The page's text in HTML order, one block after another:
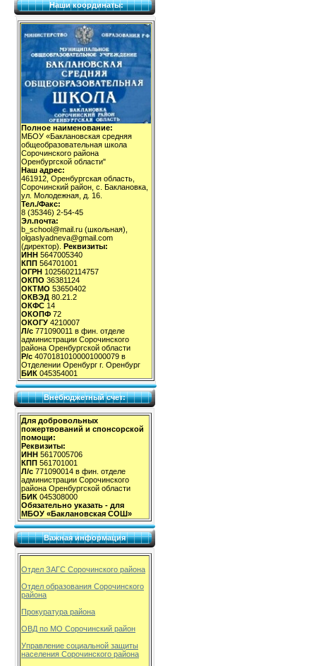
Наши координаты:
Полное наименование:
МБОУ «Баклановская средняя
общеобразовательная школа
Сорочинского района
Оренбургской области"
Наш адрес:
461912, Оренбургская область,
Сорочинский район, с. Баклановка,
ул. Молодежная, д. 16.
Тел./Факс:
8 (35346) 2-54-45
Эл.почта:
b_school@mail.ru (школьная),
olgaslyadneva@gmail.com
(директор). Реквизиты:
ИНН 5647005340
КПП 564701001
ОГРН 1025602114757
ОКПО 36381124
ОКТМО 53650402
ОКВЭД 80.21.2
ОКФС 14
ОКОПФ 72
ОКОГУ 4210007
Л/с 771090011 в фин. отделе
администрации Сорочинского
района Оренбургской области
Р/с 40701810100001000079 в
Отделении Оренбург г. Оренбург
БИК 045354001
Внебюджетный счет:
Для добровольных
пожертвований и спонсорской
помощи:
Реквизиты:
ИНН 5617005706
КПП 561701001
Л/с 771090014 в фин. отделе
администрации Сорочинского
района Оренбургской области
БИК 045308000
Обязательно указать - для
МБОУ «Баклановская СОШ»
Важная информация
Отдел ЗАГС Сорочинского района
Отдел образования Сорочинского
района
Прокуратура района
ОВД по МО Сорочинский район
Управление социальной защиты
населения Сорочинского района